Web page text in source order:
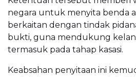
negara untuk menyita benda
berkaitan dengan tindak
bukti, guna mendukung
termasuk pada tahap kasasi.
Keabsahan penyitaan ini